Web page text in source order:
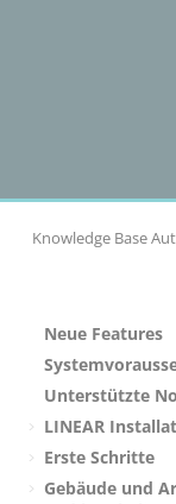
Knowledge Base
Neue Features
Unterstützte
LINEAR
Erste Schritte
Gebäude und